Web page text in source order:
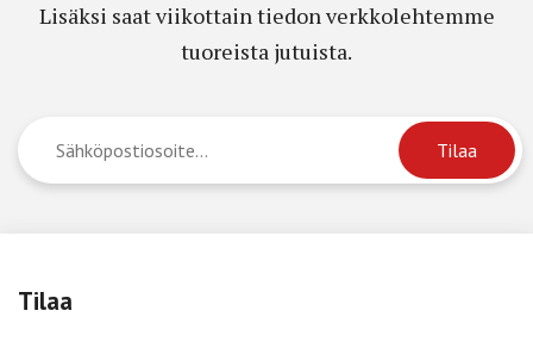
Lisäksi saat viikottain tiedon verkkolehtemme
tuoreista jutuista.
Tilaa